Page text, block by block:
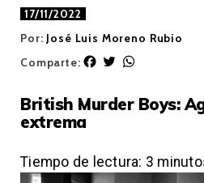
17/11/2022
Por: José Luis Moreno Rubio
Comparte:
F
e
o
k
T
t
r
t
p
p
British Murder Boys:
extrema
Tiempo de lectura: 3